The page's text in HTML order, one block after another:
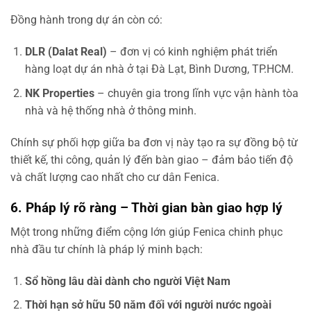
Đồng hành trong dự án còn có:
DLR (Dalat Real) – đơn vị có kinh nghiệm phát triển
hàng loạt dự án nhà ở tại Đà Lạt, Bình Dương, TP.HCM.
NK Properties– chuyên gia trong lĩnh vực vận hành tòa
nhà và hệ thống nhà ở thông minh.
Chính sự phối hợp giữa ba đơn vị này tạo ra sự đồng bộ từ
thiết kế, thi công, quản lý đến bàn giao – đảm bảo tiến độ
và chất lượng cao nhất cho cư dân Fenica.
6. Pháp lý rõ ràng – Thời gian bàn giao hợp lý
Một trong những điểm cộng lớn giúp Fenica chinh phục
nhà đầu tư chính là pháp lý minh bạch:
Sổ hồng lâu dài dành cho người Việt Nam
Thời hạn sở hữu 50 năm đối với người nước ngoài